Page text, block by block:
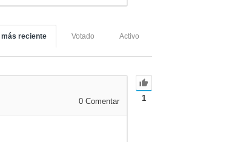
Activo
Votado
más reciente
1
0 Comentar